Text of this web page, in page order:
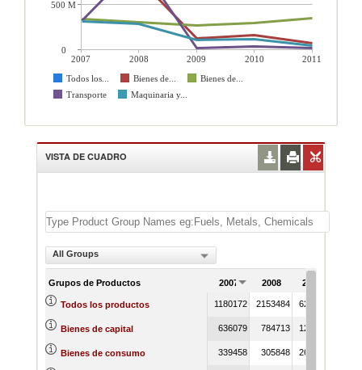
2007 2008 2009 2010
2011
Todos los...
Bienes de...
Bienes de...
Transporte
Maquinaria y...
500 M
0
VISTA DE CUADRO
All Groups
Grupos de Productos 2007 2008 2009
Todos los productos 1180172 2153484 624232
Bienes de capital 636079 784713 125175
Bienes de consumo 339458 305848 267155